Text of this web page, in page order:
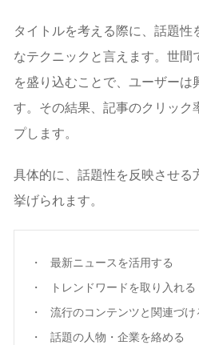
タイトルを考える際に、話題性
なテクニックと言えます。世間
を盛り込むことで、ユーザーは
す。その結果、記事のクリック
プします。
具体的に、話題性を反映させる
挙げられます。
最新ニュースを活用する
トレンドワードを取り入れる
流行のコンテンツと関連づけ
話題の人物・企業を絡める